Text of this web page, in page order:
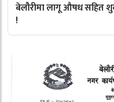
बेलौरीमा लागू औषध सहित
!